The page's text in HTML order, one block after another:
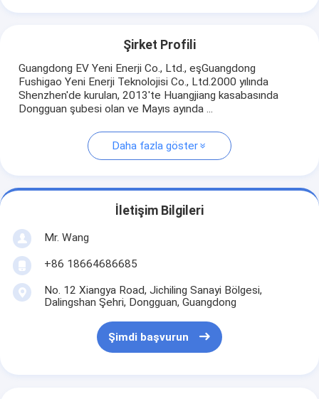
Şirket Profili
Guangdong EV Yeni Enerji Co., Ltd., eşGuangdong
Fushigao Yeni Enerji Teknolojisi Co., Ltd.2000 yılında
Shenzhen'de kurulan, 2013'te Huangjiang kasabasında
Dongguan şubesi olan ve Mayıs ayında ...
Daha fazla göster
İletişim Bilgileri
Mr. Wang
+86 18664686685
No. 12 Xiangya Road, Jichiling Sanayi Bölgesi,
Dalingshan Şehri, Dongguan, Guangdong
Şimdi başvurun